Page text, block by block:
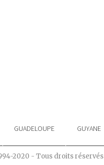
GUADELOUPE GUYANE
2020 - Tous droits réservés